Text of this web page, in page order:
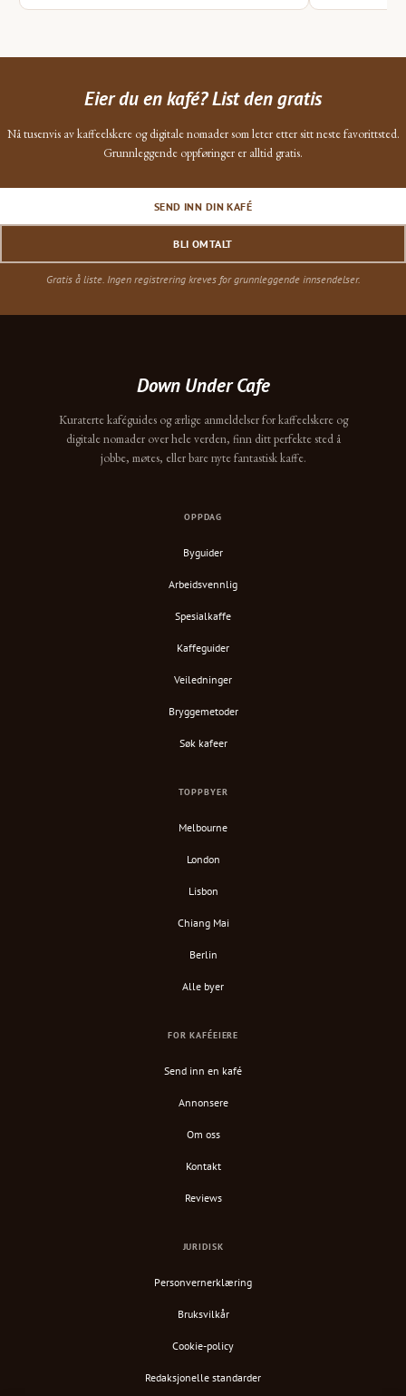
Eier du en kafé? List den gratis
Nå tusenvis av kaffeelskere og digitale nomader som leter etter sitt neste favorittsted.
Grunnleggende oppføringer er alltid gratis.
SEND INN DIN KAFÉ
BLI OMTALT
Gratis å liste. Ingen registrering kreves for grunnleggende innsendelser.
Down Under Cafe
Kuraterte kaféguides og ærlige anmeldelser for kaffeelskere og
digitale nomader over hele verden, finn ditt perfekte sted å
jobbe, møtes, eller bare nyte fantastisk kaffe.
OPPDAG
Byguider
Arbeidsvennlig
Spesialkaffe
Kaffeguider
Veiledninger
Bryggemetoder
Søk kafeer
TOPPBYER
Melbourne
London
Lisbon
Chiang Mai
Berlin
Alle byer
FOR KAFÉEIERE
Send inn en kafé
Annonsere
Om oss
Kontakt
Reviews
JURIDISK
Personvernerklæring
Bruksvilkår
Cookie-policy
Redaksjonelle standarder